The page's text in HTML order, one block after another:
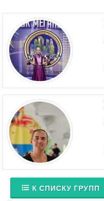
К СПИСКУ ГРУПП